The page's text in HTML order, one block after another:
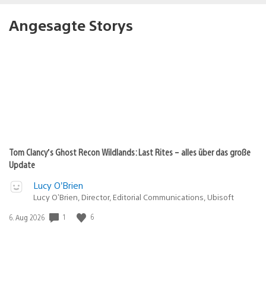
Angesagte Storys
Tom Clancy’s Ghost Recon Wildlands: Last Rites – alles über das große
Update
Lucy O’Brien
Lucy O’Brien, Director, Editorial Communications, Ubisoft
Veröffentlichungsdatum:
6. Aug 2026 1 6